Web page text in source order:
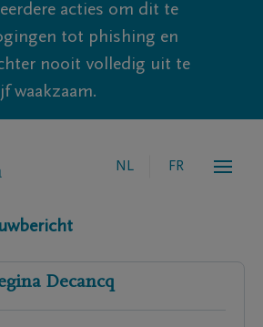
acties om dit te
tot phishing en
nooit volledig uit te
waakzaam.
NL FR
Decancq